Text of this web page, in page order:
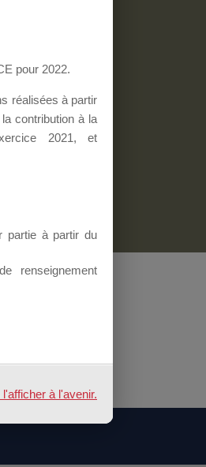
pour 2022.
réalisées à partir
contribution à la
2021, et
partie à partir du
renseignement
à l'avenir.